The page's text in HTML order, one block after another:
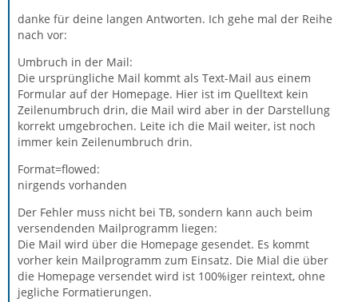
danke für deine langen Antworten. Ich gehe mal der Reihe
nach vor:
Umbruch in der Mail:
Die ursprüngliche Mail kommt als Text-Mail aus einem
Formular auf der Homepage. Hier ist im Quelltext kein
Zeilenumbruch drin, die Mail wird aber in der Darstellung
korrekt umgebrochen. Leite ich die Mail weiter, ist noch
immer kein Zeilenumbruch drin.
Format=flowed:
nirgends vorhanden
Der Fehler muss nicht bei TB, sondern kann auch beim
versendenden Mailprogramm liegen:
Die Mail wird über die Homepage gesendet. Es kommt
vorher kein Mailprogramm zum Einsatz. Die Mial die über
die Homepage versendet wird ist 100%iger reintext, ohne
jegliche Formatierungen.